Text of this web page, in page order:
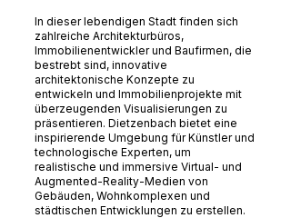
In dieser lebendigen Stadt finden sich
zahlreiche Architekturbüros,
Immobilienentwickler und Baufirmen, die
bestrebt sind, innovative
architektonische Konzepte zu
entwickeln und Immobilienprojekte mit
überzeugenden Visualisierungen zu
präsentieren. Dietzenbach bietet eine
inspirierende Umgebung für Künstler und
technologische Experten, um
realistische und immersive Virtual- und
Augmented-Reality-Medien von
Gebäuden, Wohnkomplexen und
städtischen Entwicklungen zu erstellen.